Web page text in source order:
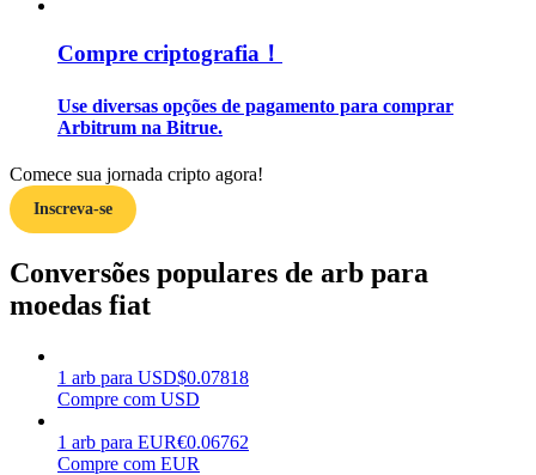
Estratégias de negociação
Aprenda como se manter lucrativo
Ganhar
Compre criptografia！
Use diversas opções de pagamento para comprar
Arbitrum na Bitrue.
Comece sua jornada cripto agora!
Inscreva-se
Conversões populares de arb para
moedas fiat
1 arb para USD$0.07818
Compre com USD
1 arb para EUR€0.06762
Compre com EUR